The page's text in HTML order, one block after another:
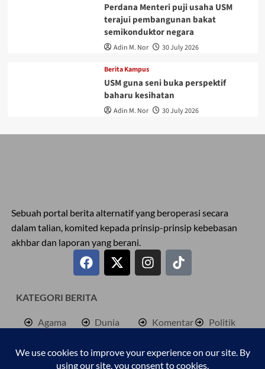
Perdana Menteri puji usaha USM
terajui pembangunan bakat
semikonduktor negara
Adin M. Nor 30 July 2026
Berita Kampus
USM guna seni buka perspektif
baharu kesihatan
Adin M. Nor 30 July 2026
Sebuah portal berita alternatif yang beroperasi secara
dalam talian, komited kepada prinsip-prinsip kebebasan
akhbar dan laporan yang berani.
KATEGORI BERITA
Agama
Berita
Bisnes
Dunia
Jenayah
Kembara
Komentar
Palestine
Pendidkan
Politik
Sukan